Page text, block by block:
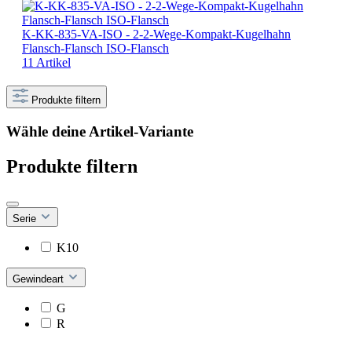
K-KK-835-VA-ISO - 2-2-Wege-Kompakt-Kugelhahn
Flansch-Flansch ISO-Flansch
11 Artikel
Produkte filtern
Wähle deine Artikel-Variante
Produkte filtern
Serie
K10
Gewindeart
G
R